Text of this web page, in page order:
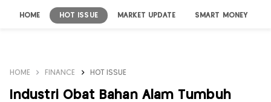
HOME HOT ISSUE MARKET UPDATE SMART MONEY
HOME FINANCE HOT ISSUE
Industri Obat Bahan Alam Tumbuh